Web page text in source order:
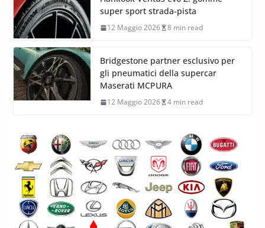
super sport strada-pista
12 Maggio 2026 8 min read
Bridgestone partner esclusivo per
gli pneumatici della supercar
Maserati MCPURA
12 Maggio 2026 4 min read